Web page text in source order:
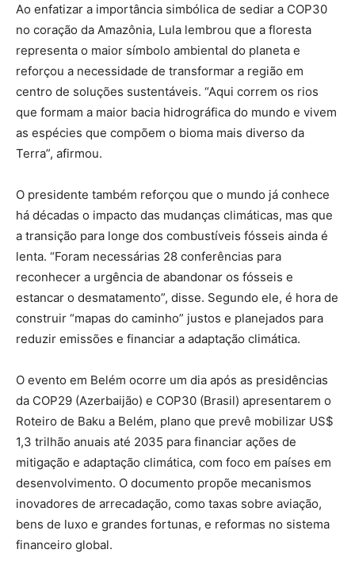
Ao enfatizar a importância simbólica de sediar a COP30
no coração da Amazônia, Lula lembrou que a floresta
representa o maior símbolo ambiental do planeta e
reforçou a necessidade de transformar a região em
centro de soluções sustentáveis. “Aqui correm os rios
que formam a maior bacia hidrográfica do mundo e vivem
as espécies que compõem o bioma mais diverso da
Terra”, afirmou.
O presidente também reforçou que o mundo já conhece
há décadas o impacto das mudanças climáticas, mas que
a transição para longe dos combustíveis fósseis ainda é
lenta. “Foram necessárias 28 conferências para
reconhecer a urgência de abandonar os fósseis e
estancar o desmatamento”, disse. Segundo ele, é hora de
construir “mapas do caminho” justos e planejados para
reduzir emissões e financiar a adaptação climática.
O evento em Belém ocorre um dia após as presidências
da COP29 (Azerbaijão) e COP30 (Brasil) apresentarem o
Roteiro de Baku a Belém, plano que prevê mobilizar US$
1,3 trilhão anuais até 2035 para financiar ações de
mitigação e adaptação climática, com foco em países em
desenvolvimento. O documento propõe mecanismos
inovadores de arrecadação, como taxas sobre aviação,
bens de luxo e grandes fortunas, e reformas no sistema
financeiro global.